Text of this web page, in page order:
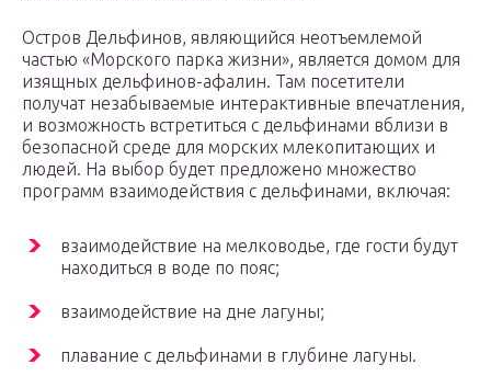
Остров Дельфинов, являющийся неотъемлемой
частью «Морского парка жизни», является домом для
изящных дельфинов-афалин. Там посетители
получат незабываемые интерактивные впечатления,
и возможность встретиться с дельфинами вблизи в
безопасной среде для морских млекопитающих и
людей. На выбор будет предложено множество
программ взаимодействия с дельфинами, включая:
взаимодействие на мелководье, где гости будут
находиться в воде по пояс;
взаимодействие на дне лагуны;
плавание с дельфинами в глубине лагуны.